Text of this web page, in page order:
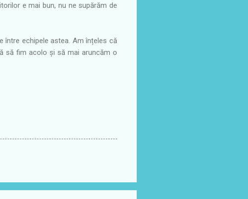
e mai bun, nu ne supărăm de
echipele astea. Am înțeles că
să fim acolo și să mai aruncăm o